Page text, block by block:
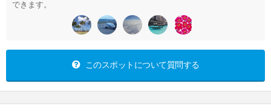
できます。
このスポットについて質問する